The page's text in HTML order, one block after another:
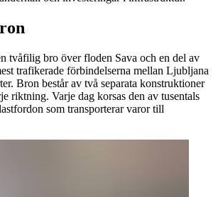
tvåfilig bro över floden Sava och en del av
trafikerade förbindelserna mellan Ljubljana
Bron består av två separata konstruktioner
riktning. Varje dag korsas den av tusentals
som transporterar varor till